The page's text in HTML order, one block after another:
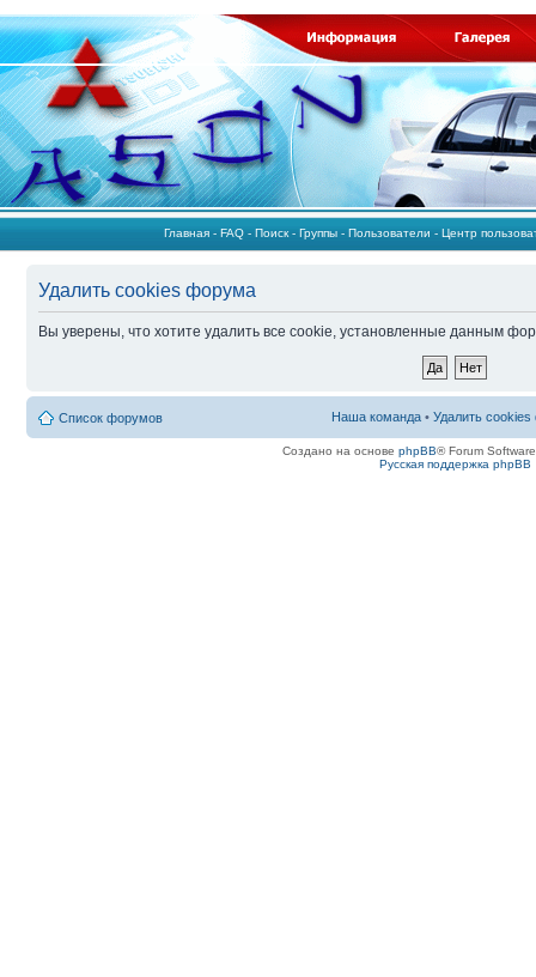
Главная - FAQ - Поиск - Группы - Пользователи - Центр
Удалить cookies форума
Вы уверены, что хотите удалить все cookie, установленные данным
Список форумов Наша команда • Удалить
Создано на основе phpBB® Forum
Русская поддержка phpBB